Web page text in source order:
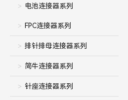
电池连接器系列
FPC连接器系列
排针排母连接器系列
简牛连接器系列
针座连接器系列